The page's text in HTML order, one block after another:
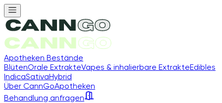
Apotheken Bestände
BlütenOrale ExtrakteVapes & inhalierbare ExtrakteEdibles
IndicaSativaHybrid
Über CannGoApotheken
Behandlung anfragen